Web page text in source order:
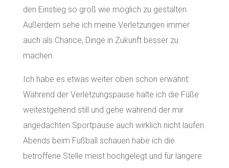
den Einstieg so groß wie möglich zu gestalten.
Außerdem sehe ich meine Verletzungen immer
auch als Chance, Dinge in Zukunft besser zu
machen.
Ich habe es etwas weiter oben schon erwähnt:
Während der Verletzungspause halte ich die Füße
weitestgehend still und gehe während der mir
angedachten Sportpause auch wirklich nicht laufen.
Abends beim Fußball schauen habe ich die
betroffene Stelle meist hochgelegt und für längere